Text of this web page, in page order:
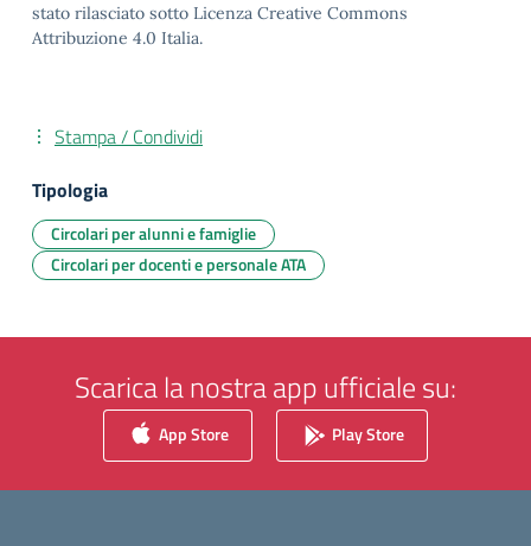
stato rilasciato sotto Licenza Creative Commons
Attribuzione 4.0 Italia.
Stampa / Condividi
Tipologia
Circolari per alunni e famiglie
Circolari per docenti e personale ATA
Scarica la nostra app ufficiale su:
App Store Play Store